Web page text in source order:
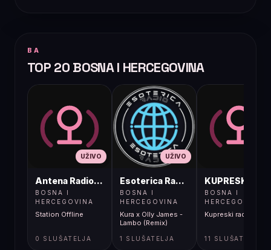
BA
TOP 20 BOSNA I HERCEGOVINA
UŽIVO
Antena Radio, Jelah Tešanj
BOSNA I
HERCEGOVINA
Station Offline
0 SLUŠATELJA
UŽIVO
Esoterica Radio S1
BOSNA I
HERCEGOVINA
Kura x Olly James -
Lambo (Remix)
1 SLUŠATELJA
BOSNA I
HERCEGOVINA
Kupreski radio
11 SLUŠATELJA